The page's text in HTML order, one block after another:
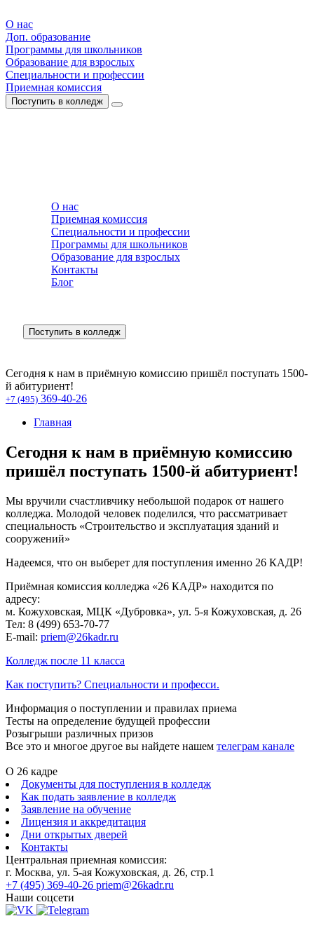
О нас
Доп. образование
Программы для школьников
Образование для взрослых
Специальности и профессии
Приемная комиссия
Поступить в колледж
О нас
Приемная комиссия
Специальности и профессии
Программы для школьников
Образование для взрослых
Контакты
Блог
Поступить в колледж
Сегодня к нам в приёмную комиссию пришёл поступать 1500-
й абитуриент!
+7 (495) 369-40-26
Главная
Сегодня к нам в приёмную комиссию
пришёл поступать 1500-й абитуриент!
Мы вручили счастливчику небольшой подарок от нашего
колледжа. Молодой человек поделился, что рассматривает
специальность «Строительство и эксплуатация зданий и
сооружений»
Надеемся, что он выберет для поступления именно 26 КАДР!
Приёмная комиссия колледжа «26 КАДР» находится по
адресу:
м. Кожуховская, МЦК «Дубровка», ул. 5-я Кожуховская, д. 26
Тел: 8 (499) 653-70-77
E-mail: priem@26kadr.ru
Колледж после 11 класса
Как поступить? Специальности и професси.
Информация о поступлении и правилах приема
Тесты на определение будущей профессии
Розыгрыши различных призов
Все это и многое другое вы найдете нашем телеграм канале
О 26 кадре
Документы для поступления в колледж
Как подать заявление в колледж
Заявление на обучение
Лицензия и аккредитация
Дни открытых дверей
Контакты
Центральная приемная комиссия:
г. Москва, ул. 5-ая Кожуховская, д. 26, стр.1
+7 (495) 369-40-26 priem@26kadr.ru
Наши соцсети